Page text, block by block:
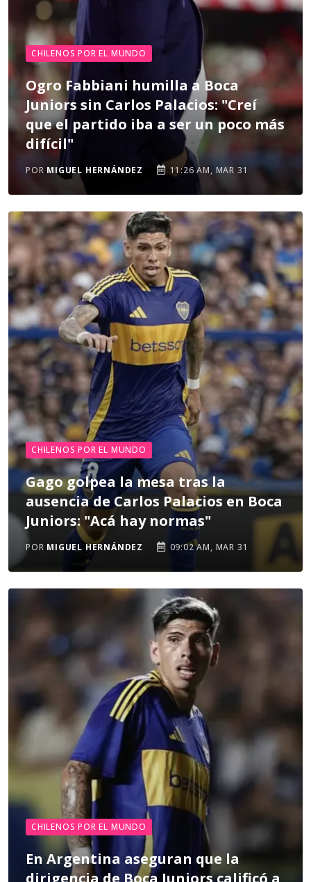
CHILENOS POR EL MUNDO
Ogro Fabbiani humilla a Boca
Juniors sin Carlos Palacios: "Creí
que el partido iba a ser un poco más
difícil"
POR MIGUEL HERNÁNDEZ 11:26 AM, MAR 31
CHILENOS POR EL MUNDO
Gago golpea la mesa tras la
ausencia de Carlos Palacios en Boca
Juniors: "Acá hay normas"
POR MIGUEL HERNÁNDEZ 09:02 AM, MAR 31
CHILENOS POR EL MUNDO
En Argentina aseguran que la
dirigencia de Boca Juniors calificó a